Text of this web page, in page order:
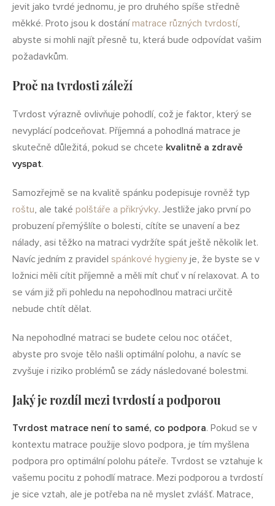
jevit jako tvrdé jednomu, je pro druhého spíše středně
měkké. Proto jsou k dostánímatrace různých tvrdostí,
abyste si mohli najít přesně tu, která bude odpovídat vašim
požadavkům.
Proč na tvrdosti záleží
Tvrdost výrazně ovlivňuje pohodlí, což je faktor, který se
nevyplácí podceňovat. Příjemná a pohodlná matrace je
skutečně důležitá, pokud se chcete kvalitně a zdravě
vyspat.
Samozřejmě se na kvalitě spánku podepisuje rovněž typ
roštu, ale také polštáře a přikrývky. Jestliže jako první po
probuzení přemýšlíte o bolesti, cítíte se unavení a bez
nálady, asi těžko na matraci vydržíte spát ještě několik let.
Navíc jedním z pravidel spánkové hygieny je, že byste se v
ložnici měli cítit příjemně a měli mít chuť v ní relaxovat. A to
se vám již při pohledu na nepohodlnou matraci určitě
nebude chtít dělat.
Na nepohodlné matraci se budete celou noc otáčet,
abyste pro svoje tělo našli optimální polohu, a navíc se
zvyšuje i riziko problémů se zády následované bolestmi.
Jaký je rozdíl mezi tvrdostí a podporou
Tvrdost matrace není to samé, co podpora. Pokud se v
kontextu matrace použije slovo podpora, je tím myšlena
podpora pro optimální polohu páteře. Tvrdost se vztahuje k
vašemu pocitu z pohodlí matrace. Mezi podporou a tvrdostí
je sice vztah, ale je potřeba na ně myslet zvlášť. Matrace,